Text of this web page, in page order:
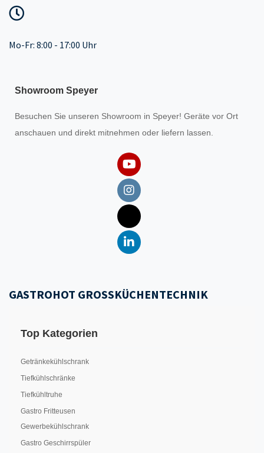
Mo-Fr: 8:00 - 17:00 Uhr
Showroom Speyer
Besuchen Sie unseren Showroom in Speyer! Geräte vor Ort
anschauen und direkt mitnehmen oder liefern lassen.
GASTROHOT GROSSKÜCHENTECHNIK
Top Kategorien
Getränkekühlschrank
Tiefkühlschränke
Tiefkühltruhe
Gastro Fritteusen
Gewerbekühlschrank
Gastro Geschirrspüler